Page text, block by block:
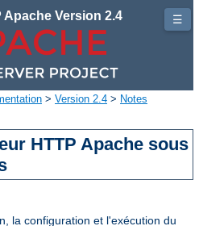
Apache Version 2.4
> Version 2.4 > Notes
HTTP Apache sous
la configuration et l'exécution du
☰